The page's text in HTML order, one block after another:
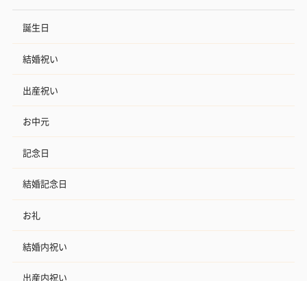
誕生日
結婚祝い
出産祝い
お中元
記念日
結婚記念日
お礼
結婚内祝い
出産内祝い